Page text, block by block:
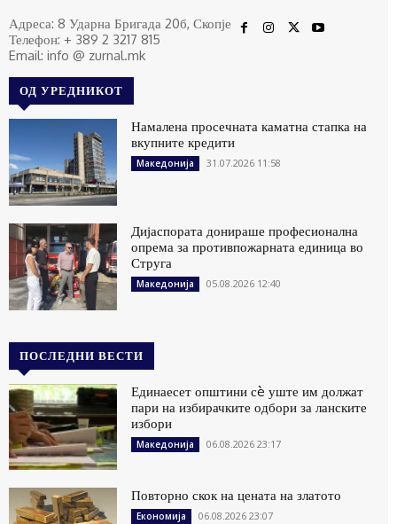
Адреса: 8 Ударна Бригада 20б, Скопје
Телефон: + 389 2 3217 815
Email: info @ zurnal.mk
ОД УРЕДНИКОТ
Намалена просечната каматна стапка на
вкупните кредити
Македонија 31.07.2026 11:58
Дијаспората донираше професионална
опрема за противпожарната единица во
Струга
Македонија 05.08.2026 12:40
ПОСЛЕДНИ ВЕСТИ
Единаесет општини сè уште им должат
пари на избирачките одбори за ланските
избори
Македонија 06.08.2026 23:17
Повторно скок на цената на златото
Економија 06.08.2026 23:07